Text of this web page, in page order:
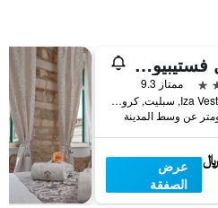
هوتل فستيبيول بالاس
ممتاز 9.3
Iza Vestibula 4, سبليت, كرواتيا
عرض
الصفقة